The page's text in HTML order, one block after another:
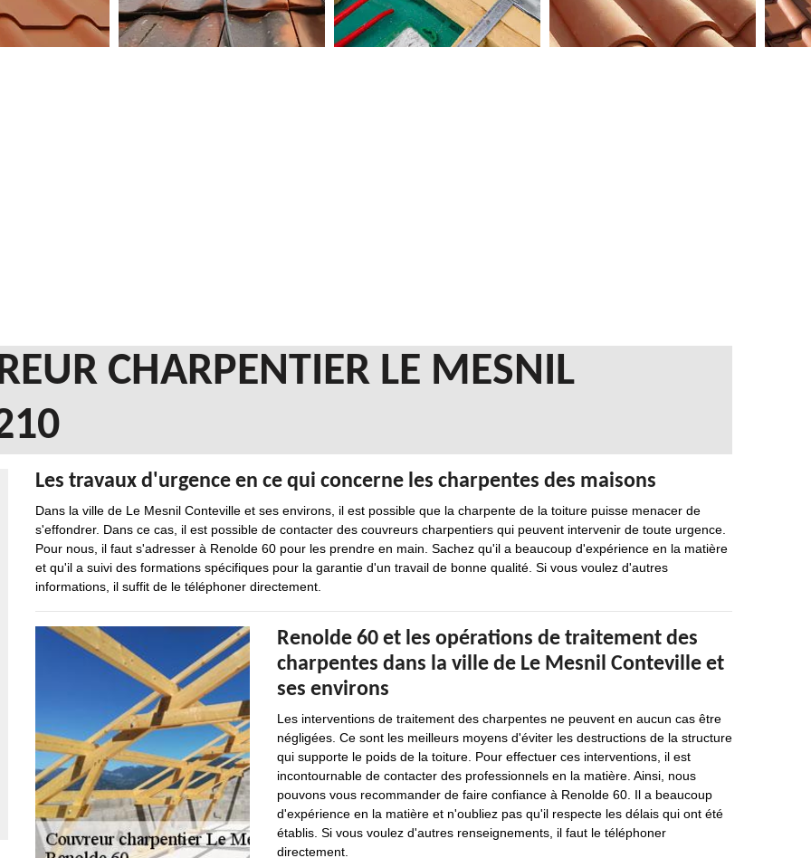
CHARPENTIER LE MESNIL
Les travaux d'urgence en ce qui concerne les charpentes des maisons
Dans la ville de Le Mesnil Conteville et ses environs, il est possible que la charpente de la toiture puisse menacer de
s'effondrer. Dans ce cas, il est possible de contacter des couvreurs charpentiers qui peuvent intervenir de toute urgence.
Pour nous, il faut s'adresser à Renolde 60 pour les prendre en main. Sachez qu'il a beaucoup d'expérience en la matière
et qu'il a suivi des formations spécifiques pour la garantie d'un travail de bonne qualité. Si vous voulez d'autres
informations, il suffit de le téléphoner directement.
Renolde 60 et les opérations de traitement des
charpentes dans la ville de Le Mesnil Conteville et
ses environs
Les interventions de traitement des charpentes ne peuvent en aucun cas être
négligées. Ce sont les meilleurs moyens d'éviter les destructions de la structure
qui supporte le poids de la toiture. Pour effectuer ces interventions, il est
incontournable de contacter des professionnels en la matière. Ainsi, nous
pouvons vous recommander de faire confiance à Renolde 60. Il a beaucoup
d'expérience en la matière et n'oubliez pas qu'il respecte les délais qui ont été
établis. Si vous voulez d'autres renseignements, il faut le téléphoner
directement.